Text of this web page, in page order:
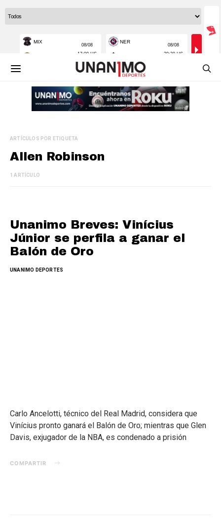
ARTÍCULOS POR ETIQUETA
Allen Robinson
1 ARTÍCULO
Unanimo Breves: Vinícius
Júnior se perfila a ganar el
Balón de Oro
UNANIMO DEPORTES
Carlo Ancelotti, técnico del Real Madrid, considera que
Vinícius pronto ganará el Balón de Oro; mientras que Glen
Davis, exjugador de la NBA, es condenado a prisión
COMPARTIR